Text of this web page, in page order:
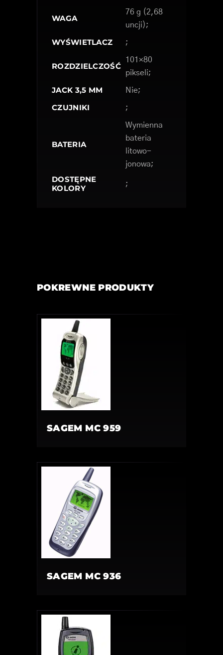
WAGA
76 g (2,68
uncji);
WYŚWIETLACZ ;
ROZDZIELCZOŚĆ
101×80
pikseli;
JACK 3,5 MM Nie;
CZUJNIKI ;
BATERIA
Wymienna
bateria
litowo-
jonowa;
DOSTĘPNE
KOLORY
;
POKREWNE PRODUKTY
SAGEM MC 959
SAGEM MC 936